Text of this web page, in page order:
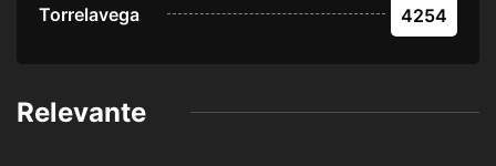
Torrelavega 4254
Relevante